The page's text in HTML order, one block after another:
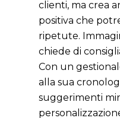
clienti, ma crea
positiva che
ripetute.
chiede di
Con un
alla sua
suggerimenti